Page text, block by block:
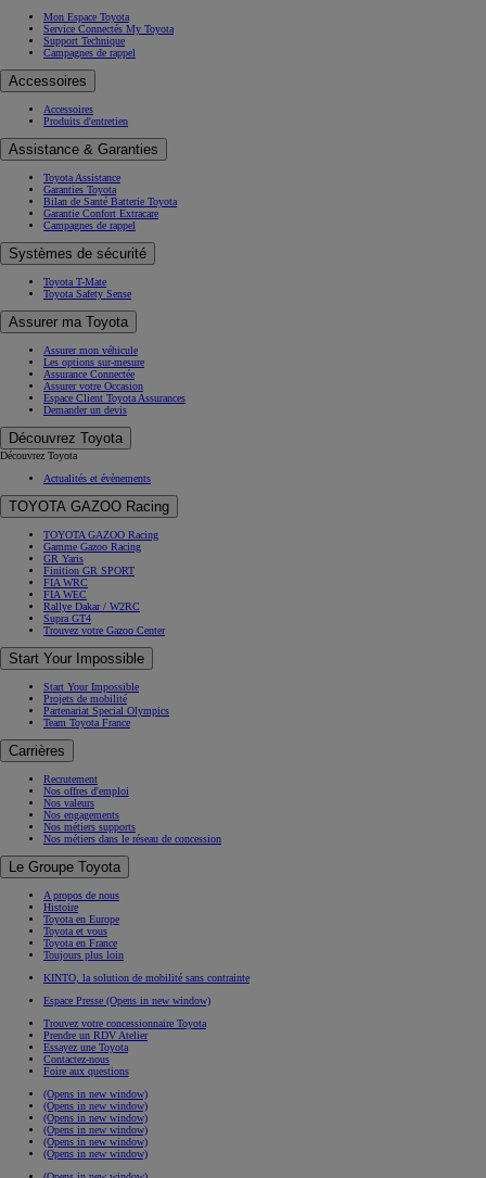
Mon Espace Toyota
Service Connectés My Toyota
Support Technique
Campagnes de rappel
Accessoires
Accessoires
Produits d'entretien
Assistance & Garanties
Toyota Assistance
Garanties Toyota
Bilan de Santé Batterie Toyota
Garantie Confort Extracare
Campagnes de rappel
Systèmes de sécurité
Toyota T-Mate
Toyota Safety Sense
Assurer ma Toyota
Assurer mon véhicule
Les options sur-mesure
Assurance Connectée
Assurer votre Occasion
Espace Client Toyota Assurances
Demander un devis
Découvrez Toyota
Découvrez Toyota
Actualités et évènements
TOYOTA GAZOO Racing
TOYOTA GAZOO Racing
Gamme Gazoo Racing
GR Yaris
Finition GR SPORT
FIA WRC
FIA WEC
Rallye Dakar / W2RC
Supra GT4
Trouvez votre Gazoo Center
Start Your Impossible
Start Your Impossible
Projets de mobilité
Partenariat Special Olympics
Team Toyota France
Carrières
Recrutement
Nos offres d'emploi
Nos valeurs
Nos engagements
Nos métiers supports
Nos métiers dans le réseau de concession
Le Groupe Toyota
A propos de nous
Histoire
Toyota en Europe
Toyota et vous
Toyota en France
Toujours plus loin
KINTO, la solution de mobilité sans contrainte
Espace Presse (Opens in new window)
Trouvez votre concessionnaire Toyota
Prendre un RDV Atelier
Essayez une Toyota
Contactez-nous
Foire aux questions
(Opens in new window)
(Opens in new window)
(Opens in new window)
(Opens in new window)
(Opens in new window)
(Opens in new window)